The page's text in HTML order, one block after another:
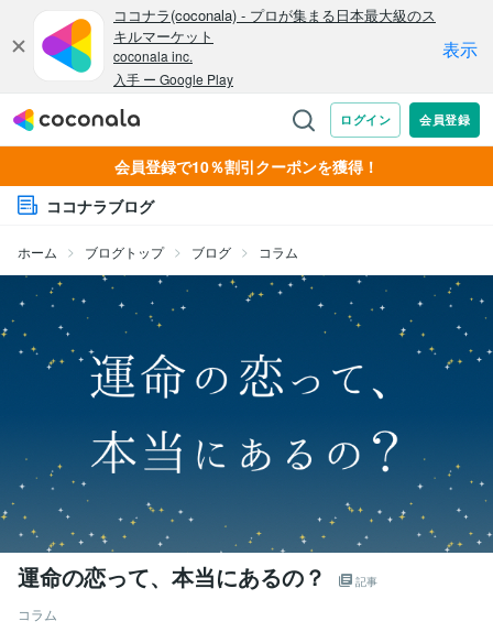
会員登録で10％割引クーポンを獲得！
ココナラブログ
ホーム ブログトップ ブログ コラム
運命の恋って、本当にあるの？ 記事
コラム